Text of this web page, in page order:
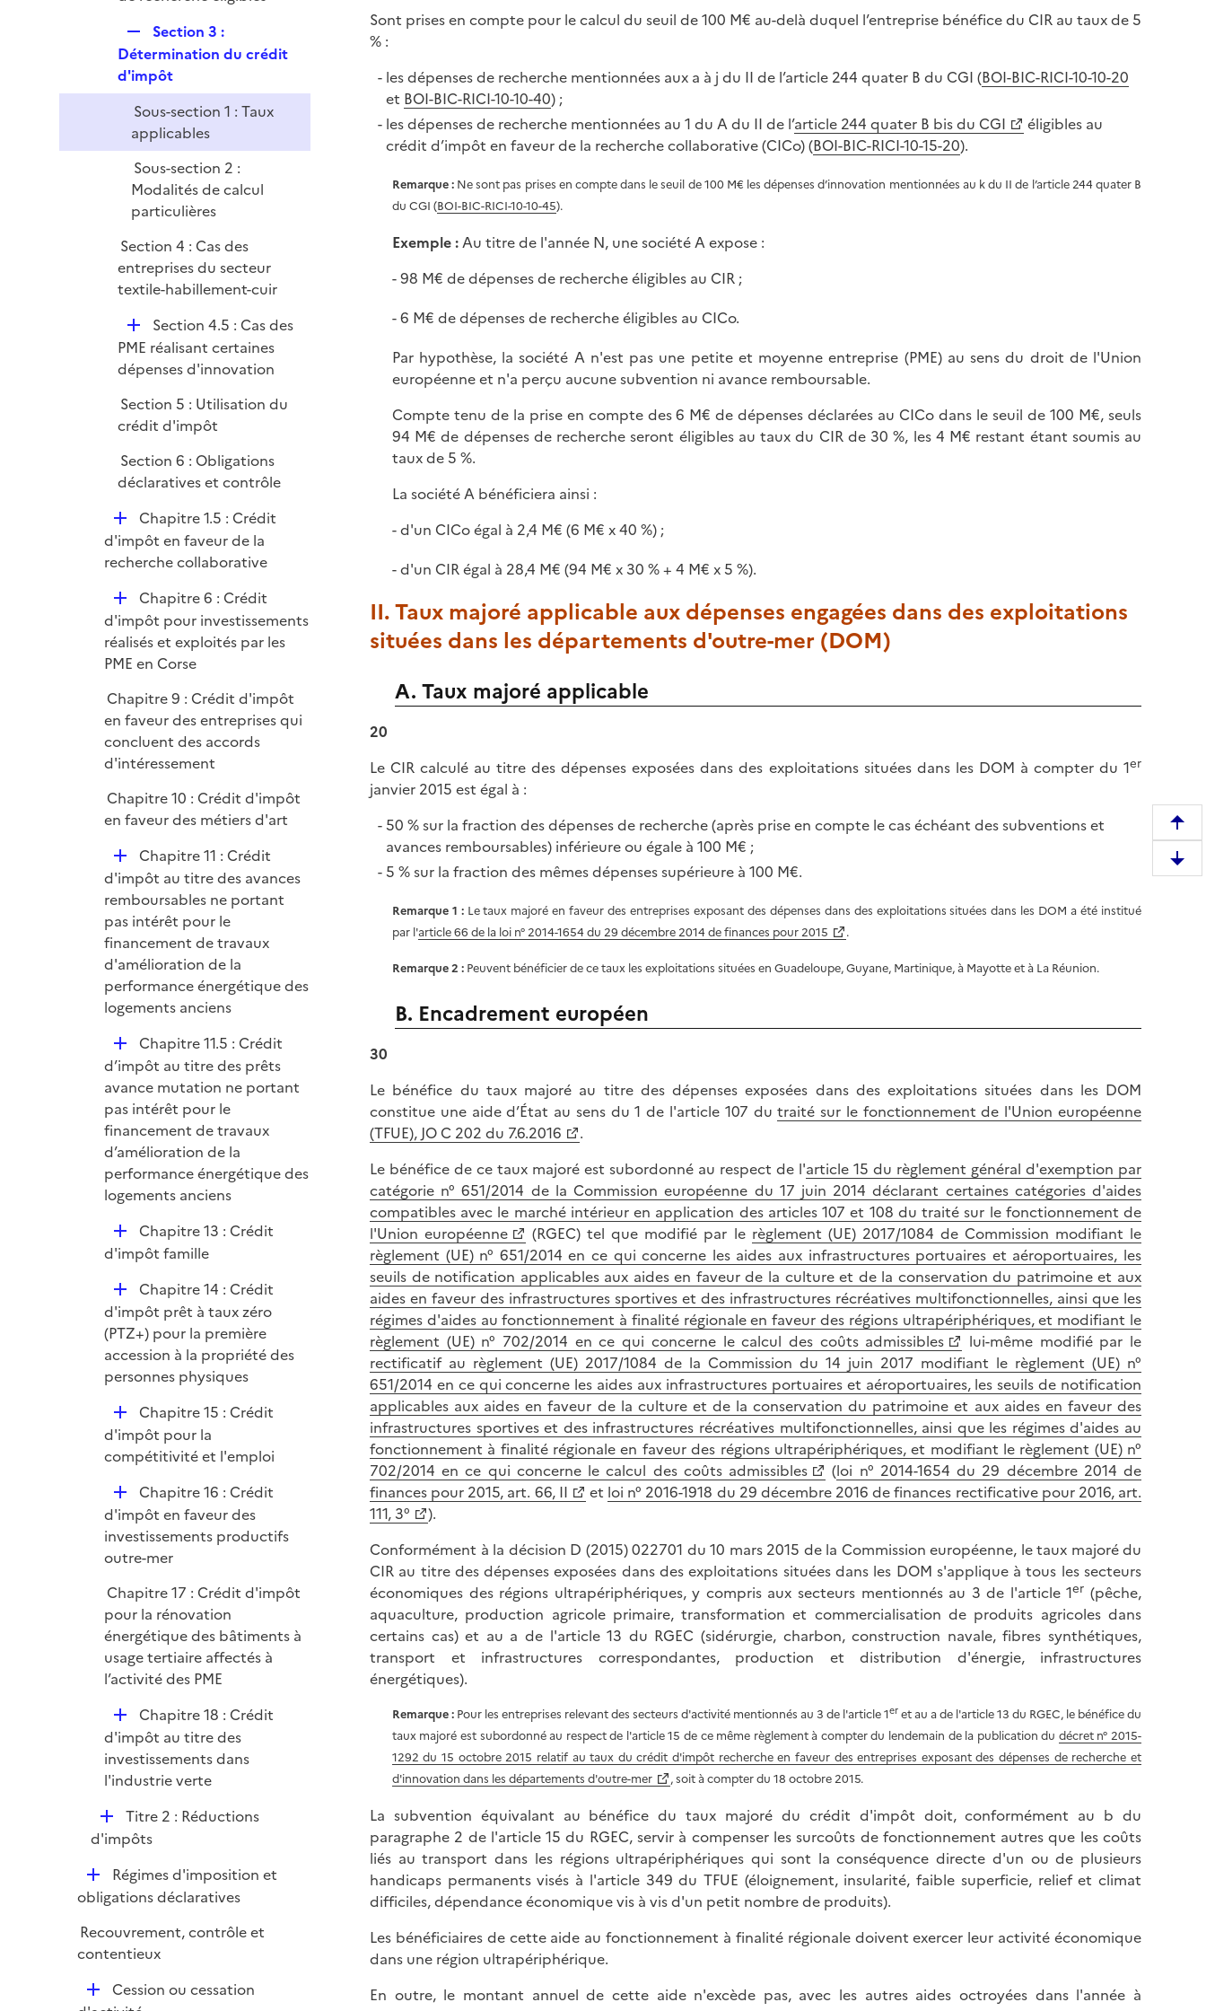
i
e
e
p
l
i
e
Section 3 :
Détermination du crédit
d'impôt
Sous-section 1 : Taux
applicables
Sous-section 2 :
Modalités de calcul
particulières
Section 4 : Cas des
entreprises du secteur
textile-habillement-cuir
D
é
p
i
e
r
Section 4.5 : Cas des
PME réalisant certaines
dépenses d'innovation
Section 5 : Utilisation du
crédit d'impôt
Section 6 : Obligations
déclaratives et contrôle
D
é
p
e
r
Chapitre 1.5 : Crédit
d'impôt en faveur de la
recherche collaborative
D
é
p
l
e
r
Chapitre 6 : Crédit
d'impôt pour investissements
réalisés et exploités par les
PME en Corse
Chapitre 9 : Crédit d'impôt
en faveur des entreprises qui
concluent des accords
d'intéressement
Chapitre 10 : Crédit d'impôt
en faveur des métiers d'art
D
é
p
l
i
e
r
Chapitre 11 : Crédit
d'impôt au titre des avances
remboursables ne portant
pas intérêt pour le
financement de travaux
d'amélioration de la
performance énergétique des
logements anciens
D
é
p
l
i
e
r
Chapitre 11.5 : Crédit
d’impôt au titre des prêts
avance mutation ne portant
pas intérêt pour le
financement de travaux
d’amélioration de la
performance énergétique des
logements anciens
D
é
i
e
r
Chapitre 13 : Crédit
d'impôt famille
D
é
p
l
i
Chapitre 14 : Crédit
d'impôt prêt à taux zéro
(PTZ+) pour la première
accession à la propriété des
personnes physiques
D
é
p
e
r
Chapitre 15 : Crédit
d'impôt pour la
compétitivité et l'emploi
D
é
p
l
e
r
Chapitre 16 : Crédit
d'impôt en faveur des
investissements productifs
outre-mer
Chapitre 17 : Crédit d'impôt
pour la rénovation
énergétique des bâtiments à
usage tertiaire affectés à
l’activité des PME
D
é
p
l
e
r
Chapitre 18 : Crédit
d'impôt au titre des
investissements dans
l'industrie verte
D
é
l
i
r
Titre 2 : Réductions
d'impôts
D
é
l
i
Régimes d'imposition et
obligations déclaratives
Recouvrement, contrôle et
contentieux
DCession ou cessation
Sont prises en compte pour le calcul du seuil de 100 M€ au-delà duquel l’entreprise bénéfice du CIR au taux de 5
% :
les dépenses de recherche mentionnées aux a à j du II de l’article 244 quater B du CGI (BOI-BIC-RICI-10-10-20
et BOI-BIC-RICI-10-10-40) ;
les dépenses de recherche mentionnées au 1 du A du II de l’article 244 quater B bis du CGI
éligibles au
crédit d’impôt en faveur de la recherche collaborative (CICo) (BOI-BIC-RICI-10-15-20).
Remarque : Ne sont pas prises en compte dans le seuil de 100 M€ les dépenses d’innovation mentionnées au k du II de l’article 244 quater B
du CGI (BOI-BIC-RICI-10-10-45).
Exemple :Au titre de l'année N, une société A expose :
98 M€ de dépenses de recherche éligibles au CIR ;
6 M€ de dépenses de recherche éligibles au CICo.
Par hypothèse, la société A n'est pas une petite et moyenne entreprise (PME) au sens du droit de l'Union
européenne et n'a perçu aucune subvention ni avance remboursable.
Compte tenu de la prise en compte des 6 M€ de dépenses déclarées au CICo dans le seuil de 100 M€, seuls
94 M€ de dépenses de recherche seront éligibles au taux du CIR de 30 %, les 4 M€ restant étant soumis au
taux de 5 %.
La société A bénéficiera ainsi :
d'un CICo égal à 2,4 M€ (6 M€ x 40 %) ;
d'un CIR égal à 28,4 M€ (94 M€ x 30 % + 4 M€ x 5 %).
II. Taux majoré applicable aux dépenses engagées dans des exploitations
situées dans les départements d'outre-mer (DOM)
A. Taux majoré applicable
20
Le CIR calculé au titre des dépenses exposées dans des exploitations situées dans les DOM à compter du 1er
janvier 2015 est égal à :
50 % sur la fraction des dépenses de recherche (après prise en compte le cas échéant des subventions et
avances remboursables) inférieure ou égale à 100 M€ ;
5 % sur la fraction des mêmes dépenses supérieure à 100 M€.
Remarque 1 :Le taux majoré en faveur des entreprises exposant des dépenses dans des exploitations situées dans les DOM a été institué
par l'article 66 de la loi n° 2014-1654 du 29 décembre 2014 de finances pour 2015 .
Remarque 2 :Peuvent bénéficier de ce taux les exploitations situées en Guadeloupe, Guyane, Martinique, à Mayotte et à La Réunion.
B. Encadrement européen
30
Le bénéfice du taux majoré au titre des dépenses exposées dans des exploitations situées dans les DOM
constitue une aide d’État au sens du 1 de l'article 107 dutraité sur le fonctionnement de l'Union européenne
(TFUE), JO C 202 du 7.6.2016
.
Le bénéfice de ce taux majoré est subordonné au respect de l'article 15 du règlement général d'exemption par
catégorie n° 651/2014 de la Commission européenne du 17 juin 2014 déclarant certaines catégories d'aides
compatibles avec le marché intérieur en application des articles 107 et 108 du traité sur le fonctionnement de
l'Union européenne
(RGEC) tel que modifié par le règlement (UE) 2017/1084 de Commission modifiant le
règlement (UE) n° 651/2014 en ce qui concerne les aides aux infrastructures portuaires et aéroportuaires, les
seuils de notification applicables aux aides en faveur de la culture et de la conservation du patrimoine et aux
aides en faveur des infrastructures sportives et des infrastructures récréatives multifonctionnelles, ainsi que les
régimes d'aides au fonctionnement à finalité régionale en faveur des régions ultrapériphériques, et modifiant le
règlement (UE) n° 702/2014 en ce qui concerne le calcul des coûts admissibles
lui-même modifié par le
rectificatif au règlement (UE) 2017/1084 de la Commission du 14 juin 2017 modifiant le règlement (UE) n°
651/2014 en ce qui concerne les aides aux infrastructures portuaires et aéroportuaires, les seuils de notification
applicables aux aides en faveur de la culture et de la conservation du patrimoine et aux aides en faveur des
infrastructures sportives et des infrastructures récréatives multifonctionnelles, ainsi que les régimes d'aides au
fonctionnement à finalité régionale en faveur des régions ultrapériphériques, et modifiant le règlement (UE) n°
702/2014 en ce qui concerne le calcul des coûts admissibles
(loi n° 2014-1654 du 29 décembre 2014 de
finances pour 2015, art. 66, II
et loi n° 2016-1918 du 29 décembre 2016 de finances rectificative pour 2016, art.
111, 3°
).
Conformément à la décision D (2015) 022701 du 10 mars 2015 de la Commission européenne, le taux majoré du
CIR au titre des dépenses exposées dans des exploitations situées dans les DOM s'applique à tous les secteurs
économiques des régions ultrapériphériques, y compris aux secteurs mentionnés au 3 de l'article 1er (pêche,
aquaculture, production agricole primaire, transformation et commercialisation de produits agricoles dans
certains cas) et au a de l'article 13 du RGEC (sidérurgie, charbon, construction navale, fibres synthétiques,
transport et infrastructures correspondantes, production et distribution d'énergie, infrastructures
énergétiques).
Remarque :Pour les entreprises relevant des secteurs d'activité mentionnés au 3 de l'article 1eret au a de l'article 13 du RGEC, le bénéfice du
taux majoré est subordonné au respect de l'article 15 de ce même règlement à compter du lendemain de la publication du décret n° 2015-
1292 du 15 octobre 2015 relatif au taux du crédit d'impôt recherche en faveur des entreprises exposant des dépenses de recherche et
d'innovation dans les départements d'outre-mer
, soit à compter du 18 octobre 2015.
La subvention équivalant au bénéfice du taux majoré du crédit d'impôt doit, conformément au b du
paragraphe 2 de l'article 15 du RGEC, servir à compenser les surcoûts de fonctionnement autres que les coûts
liés au transport dans les régions ultrapériphériques qui sont la conséquence directe d'un ou de plusieurs
handicaps permanents visés à l'article 349 du TFUE (éloignement, insularité, faible superficie, relief et climat
difficiles, dépendance économique vis à vis d'un petit nombre de produits).
Les bénéficiaires de cette aide au fonctionnement à finalité régionale doivent exercer leur activité économique
dans une région ultrapériphérique.
En outre, le montant annuel de cette aide n'excède pas, avec les autres aides octroyées dans l'année à
e
m
D